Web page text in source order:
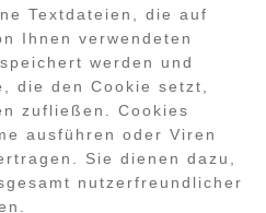
Textdateien, die auf
Ihnen verwendeten
werden und
die den Cookie setzt,
zufließen. Cookies
ausführen oder Viren
Sie dienen dazu,
nutzerfreundlicher